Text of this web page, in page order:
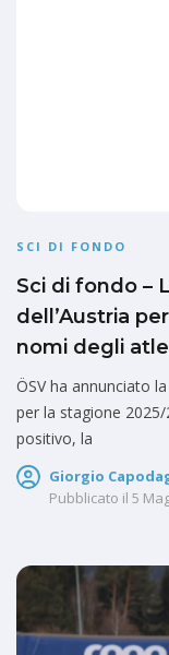
SCI DI FONDO
Sci di fondo –
dell’Austria
nomi degli
ÖSV ha annunciato
per la stagione
positivo, la
Giorgio
Pubblicato il 5